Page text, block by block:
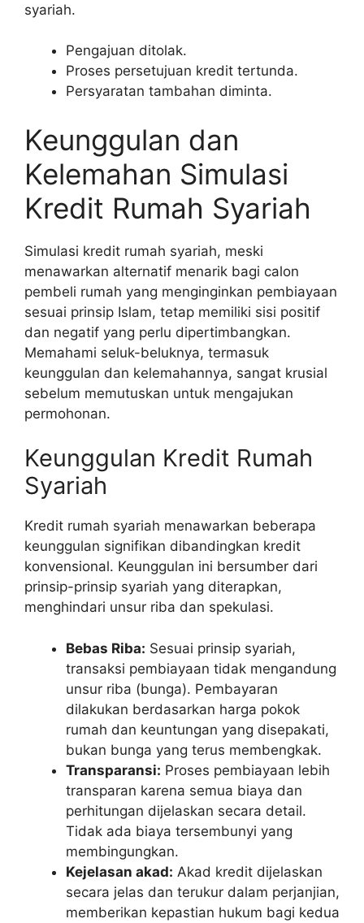
syariah.
Pengajuan ditolak.
Proses persetujuan kredit tertunda.
Persyaratan tambahan diminta.
Keunggulan dan
Kelemahan Simulasi
Kredit Rumah Syariah
Simulasi kredit rumah syariah, meski
menawarkan alternatif menarik bagi calon
pembeli rumah yang menginginkan pembiayaan
sesuai prinsip Islam, tetap memiliki sisi positif
dan negatif yang perlu dipertimbangkan.
Memahami seluk-beluknya, termasuk
keunggulan dan kelemahannya, sangat krusial
sebelum memutuskan untuk mengajukan
permohonan.
Keunggulan Kredit Rumah
Syariah
Kredit rumah syariah menawarkan beberapa
keunggulan signifikan dibandingkan kredit
konvensional. Keunggulan ini bersumber dari
prinsip-prinsip syariah yang diterapkan,
menghindari unsur riba dan spekulasi.
Bebas Riba: Sesuai prinsip syariah,
transaksi pembiayaan tidak mengandung
unsur riba (bunga). Pembayaran
dilakukan berdasarkan harga pokok
rumah dan keuntungan yang disepakati,
bukan bunga yang terus membengkak.
Transparansi: Proses pembiayaan lebih
transparan karena semua biaya dan
perhitungan dijelaskan secara detail.
Tidak ada biaya tersembunyi yang
membingungkan.
Kejelasan akad: Akad kredit dijelaskan
secara jelas dan terukur dalam perjanjian,
memberikan kepastian hukum bagi kedua